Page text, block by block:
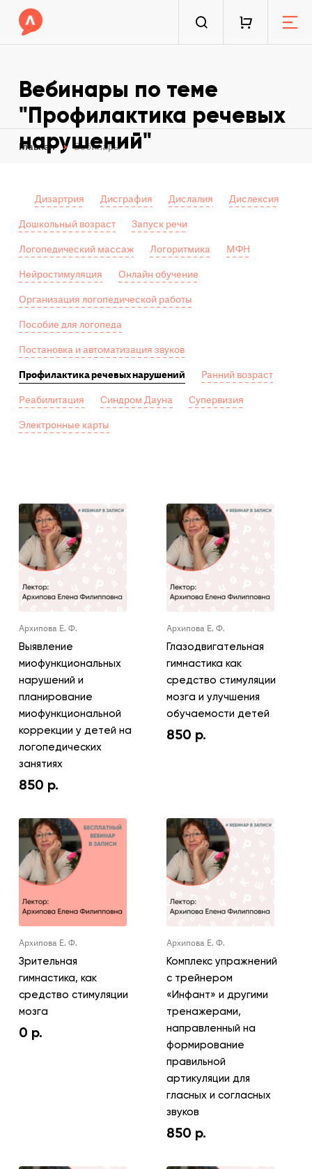
Вебинары по теме
"Профилактика речевых
нарушений"
Главная Вебинары
Дизартрия Дисграфия Дислалия
Дислексия
Дошкольный возраст
Запуск речи
Логопедический массаж
Логоритмика
МФН
Нейростимуляция
Онлайн обучение
Организация логопедической работы
Пособие для логопеда
Постановка и автоматизация звуков
Профилактика речевых нарушений
Ранний возраст
Реабилитация
Синдром Дауна
Супервизия
Электронные карты
Архипова Е. Ф.
Выявление
миофункциональных
нарушений и
планирование
миофункциональной
коррекции у детей на
логопедических
занятиях
850 р.
Архипова Е. Ф.
Глазодвигательная
гимнастика как
средство стимуляции
мозга и улучшения
обучаемости детей
850 р.
Архипова Е. Ф.
Зрительная
гимнастика, как
средство стимуляции
мозга
0 р.
Архипова Е. Ф.
Комплекс упражнений
с трейнером
«Инфант» и другими
тренажерами,
направленный на
формирование
правильной
артикуляции для
гласных и согласных
звуков
850 р.